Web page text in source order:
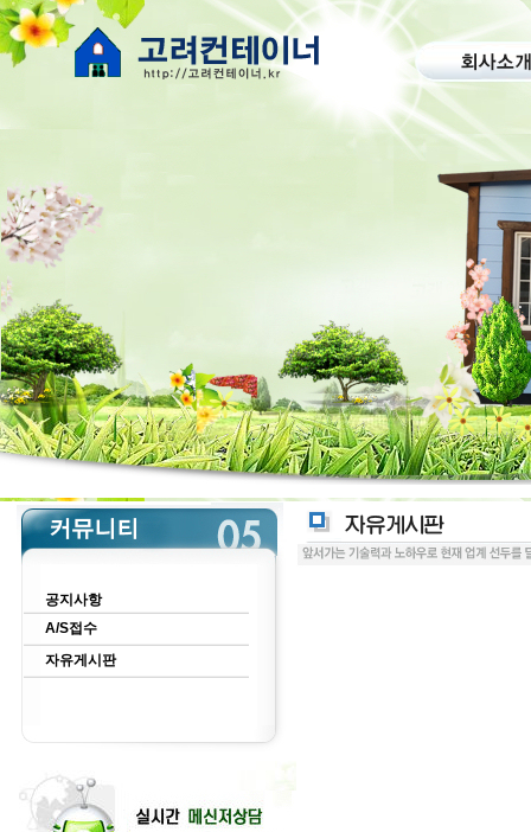
공지사항
A/S접수
자유게시판